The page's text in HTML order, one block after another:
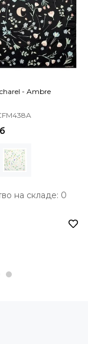
- Ambre
на складе: 0